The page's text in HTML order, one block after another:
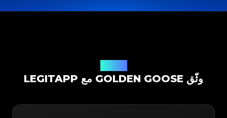
وثّق GOLDEN GOOSE مع LEGITAPP